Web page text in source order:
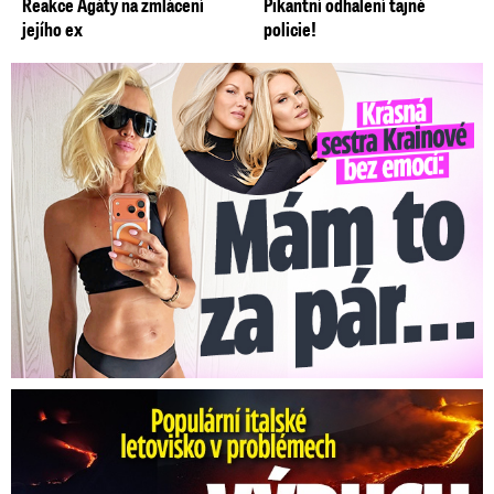
jejího ex
policie!
Krásná sestra Krainové bez emocí: Mám to za pár…
Erupce sicilské sopky Etny: Ruší desítky letů